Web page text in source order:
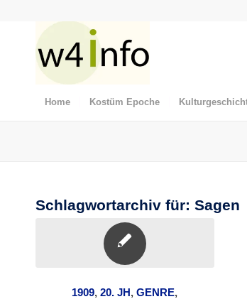
Home Kostüm Epoche
Schlagwortarchiv für: Sagen
1909,20. JH,GENRE,